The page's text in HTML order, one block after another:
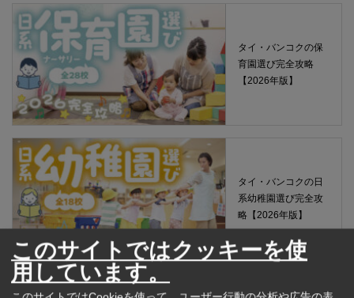
タイ・バンコクの保
育園選び完全攻略
【2026年版】
タイ・バンコクの日
系幼稚園選び完全攻
略【2026年版】
このサイトではクッキーを使
用しています。